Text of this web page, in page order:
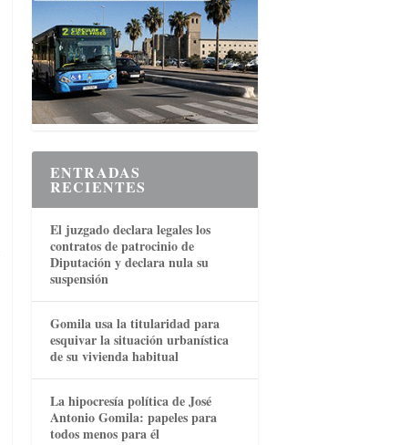
ENTRADAS
RECIENTES
El juzgado declara legales los
contratos de patrocinio de
Diputación y declara nula su
suspensión
Gomila usa la titularidad para
esquivar la situación urbanística
de su vivienda habitual
La hipocresía política de José
Antonio Gomila: papeles para
todos menos para él